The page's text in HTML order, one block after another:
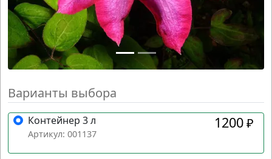
Варианты выбора
Контейнер 3 л
Артикул: 001137
1200₽